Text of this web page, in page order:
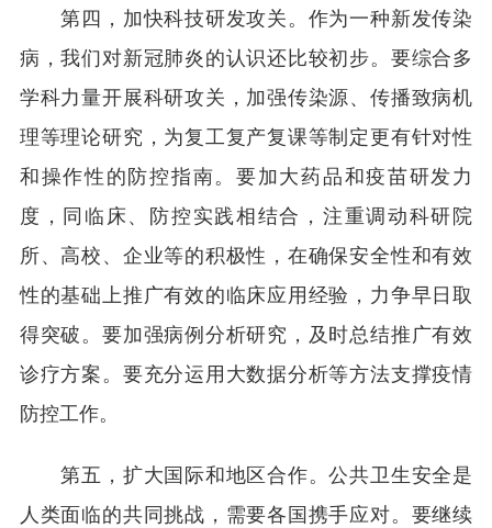
第四，加快科技研发攻关。作为一种新发传染
病，我们对新冠肺炎的认识还比较初步。要综合多
学科力量开展科研攻关，加强传染源、传播致病机
理等理论研究，为复工复产复课等制定更有针对性
和操作性的防控指南。要加大药品和疫苗研发力
度，同临床、防控实践相结合，注重调动科研院
所、高校、企业等的积极性，在确保安全性和有效
性的基础上推广有效的临床应用经验，力争早日取
得突破。要加强病例分析研究，及时总结推广有效
诊疗方案。要充分运用大数据分析等方法支撑疫情
防控工作。
第五，扩大国际和地区合作。公共卫生安全是
人类面临的共同挑战，需要各国携手应对。要继续